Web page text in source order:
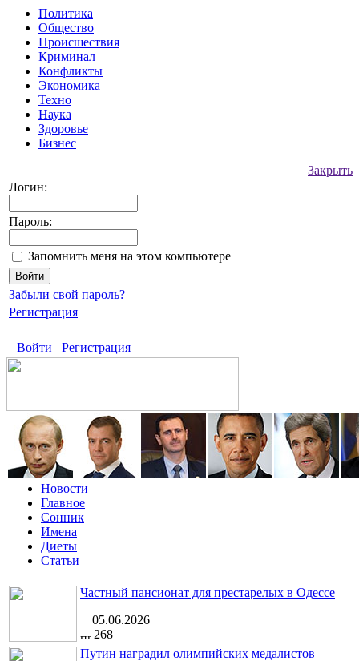
Политика
Общество
Происшествия
Криминал
Конфликты
Экономика
Техно
Наука
Здоровье
Бизнес
Закрыть
Логин:
Пароль:
Запомнить меня на этом компьютере
Забыли свой пароль?
Регистрация
Войти Регистрация
Новости
Главное
Сонник
Имена
Диеты
Статьи
Частный пансионат для престарелых в Одессе
05.06.2026
268
Путин наградил олимпийских медалистов